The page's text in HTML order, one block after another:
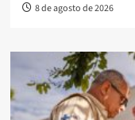
8 de agosto de 2026